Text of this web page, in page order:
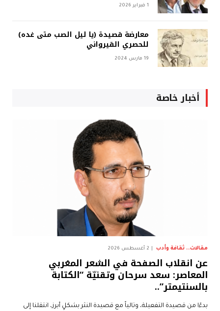
1 فبراير 2026
معارضة قصيدة (يا ليل الصب متى غده)
للحصري القيرواني
19 مارس 2024
أخبار خاصة
مقالات.. ثقافة وأدب 2 أغسطس 2026
عن انقلاب الصفحة في الشعر المغربي
المعاصر: سعد سرحان وتقنيّة “الكتابة
بالسنتيمتر”..
بدءًا من قصيدة التفعيلة، وتالياً مع قصيدة النثر بشكلٍ أبرز، انتقلنا إلى